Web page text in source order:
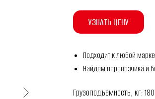
УЗНАТЬ ЦЕНУ
Подходит к любой
Найдем перевозчика и
Грузоподъемность, кг: